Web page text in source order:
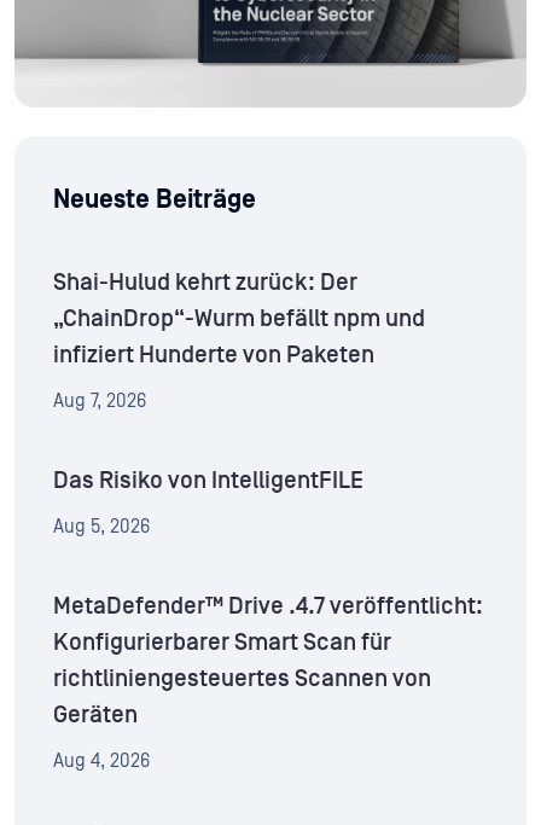
Neueste Beiträge
Shai-Hulud kehrt zurück: Der
„ChainDrop“-Wurm befällt npm und
infiziert Hunderte von Paketen
Aug 7, 2026
Das Risiko von IntelligentFILE
Aug 5, 2026
MetaDefender™ Drive .4.7 veröffentlicht:
Konfigurierbarer Smart Scan für
richtliniengesteuertes Scannen von
Geräten
Aug 4, 2026